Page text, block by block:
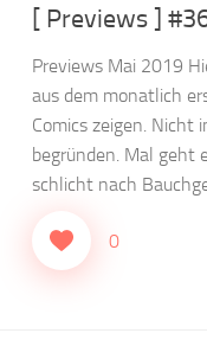
[ Previews ]
Previews Mai 2019
aus dem monatlich
Comics zeigen. Nicht
begründen. Mal geht
schlicht nach
0